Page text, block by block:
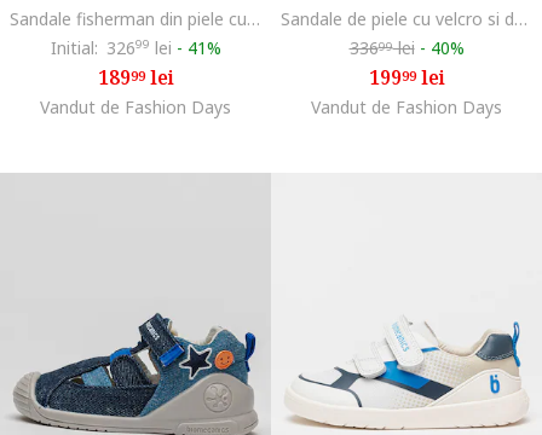
Sandale fisherman din piele cu velcro, Albastru stins
Initial: 32699 lei - 41%
18999lei
Vandut de Fashion Days
Sandale de piele cu velcro si decupaje, Roz prafuit
33699lei - 40%
19999lei
Vandut de Fashion Days